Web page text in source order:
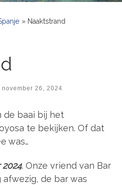
» Naaktstrand
november 26, 2024
de baai bij het
te bekijken. Of dat
was…
. Onze vriend van Bar
de bar was